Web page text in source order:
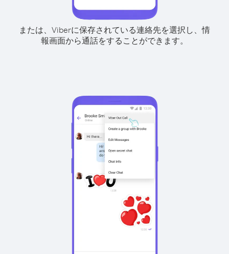
または、Viberに保存されている連絡先を選択し、情
報画面から通話をすることができます。